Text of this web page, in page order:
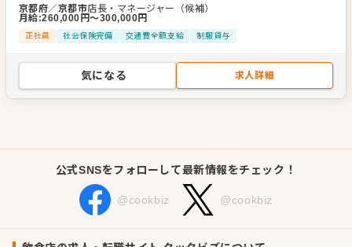
京都府／京都市店長・マネージャー（候補）
月給:260,000 円〜300,000円
正社員 社会保険完備 交通費全額支給 制服貸与
気になる 求人詳細
公式SNSをフォローして最新情報をチェック！
@cookbiz @cookbiz